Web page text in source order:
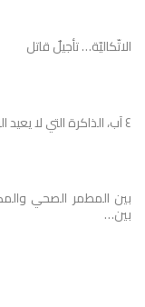
الاتّكاليّة… تأجيلٌ قاتل
٤ آب، الذاكرة التي لا يعيد الزمن بناءها
بين المطمر الصحي
بين…